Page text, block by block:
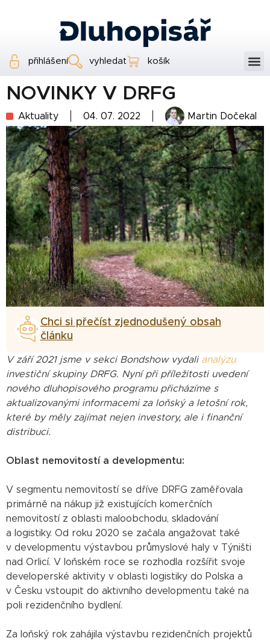
přihlášení vyhledat košík
NOVINKY V DRFG
Aktuality 04. 07. 2022 Martin Dočekal
Chci si přečíst zjednodušený obsah
článku
V září 2021 jsme v sekci Bondshow vydali analýzu
investiční skupiny DRFG. Nyní při příležitosti uvedení
nového dluhopisového programu přicházíme s
aktualizovanými informacemi za loňský a letošní rok,
které by měly zajímat nejen investory, ale i finanční
distribuci.
Oblast nemovitostí a developmentu:
V segmentu nemovitostí se dříve DRFG zaměřovala
primárně na nákup již existujících komerčních
nemovitostí z oblasti maloobchodu, skladování
a logistiky. Od roku 2020 se začala angažovat také
v developmentu výstavbou průmyslové haly v Týništi
nad Orlicí. V loňském roce se rozhodla rozšířit svoje
developerské aktivity v oblasti logistiky do Polska a
v Česku vstoupit do aktivního developmentu také na
poli rezidenčního bydlení.
Za loňský rok zahájila výstavbu rezidenčních projektů